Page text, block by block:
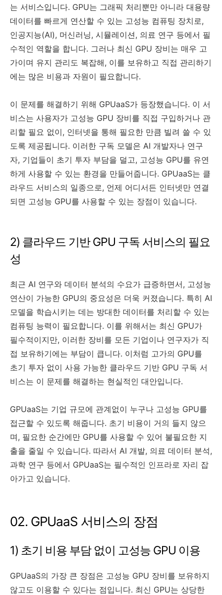
는 서비스입니다. GPU는 그래픽 처리뿐만 아니라 대용량
데이터를 빠르게 연산할 수 있는 고성능 컴퓨팅 장치로,
인공지능(AI), 머신러닝, 시뮬레이션, 의료 연구 등에서 필
수적인 역할을 합니다. 그러나 최신 GPU 장비는 매우 고
가이며 유지 관리도 복잡해, 이를 보유하고 직접 관리하기
에는 많은 비용과 자원이 필요합니다.
이 문제를 해결하기 위해 GPUaaS가 등장했습니다. 이 서
비스는 사용자가 고성능 GPU 장비를 직접 구입하거나 관
리할 필요 없이, 인터넷을 통해 필요한 만큼 빌려 쓸 수 있
도록 제공됩니다. 이러한 구독 모델은 AI 개발자나 연구
자, 기업들이 초기 투자 부담을 덜고, 고성능 GPU를 유연
하게 사용할 수 있는 환경을 만들어줍니다. GPUaaS는 클
라우드 서비스의 일종으로, 언제 어디서든 인터넷만 연결
되면 고성능 GPU를 사용할 수 있는 장점이 있습니다.
2) 클라우드 기반 GPU 구독 서비스의 필요
성
최근 AI 연구와 데이터 분석의 수요가 급증하면서, 고성능
연산이 가능한 GPU의 중요성은 더욱 커졌습니다. 특히 AI
모델을 학습시키는 데는 방대한 데이터를 처리할 수 있는
컴퓨팅 능력이 필요합니다. 이를 위해서는 최신 GPU가
필수적이지만, 이러한 장비를 모든 기업이나 연구자가 직
접 보유하기에는 부담이 큽니다. 이처럼 고가의 GPU를
초기 투자 없이 사용 가능한 클라우드 기반 GPU 구독 서
비스는 이 문제를 해결하는 현실적인 대안입니다.
GPUaaS는 기업 규모에 관계없이 누구나 고성능 GPU를
접근할 수 있도록 해줍니다. 초기 비용이 거의 들지 않으
며, 필요한 순간에만 GPU를 사용할 수 있어 불필요한 지
출을 줄일 수 있습니다. 따라서 AI 개발, 의료 데이터 분석,
과학 연구 등에서 GPUaaS는 필수적인 인프라로 자리 잡
아가고 있습니다.
02. GPUaaS 서비스의 장점
1) 초기 비용 부담 없이 고성능 GPU 이용
GPUaaS의 가장 큰 장점은 고성능 GPU 장비를 보유하지
않고도 이용할 수 있다는 점입니다. 최신 GPU는 상당한